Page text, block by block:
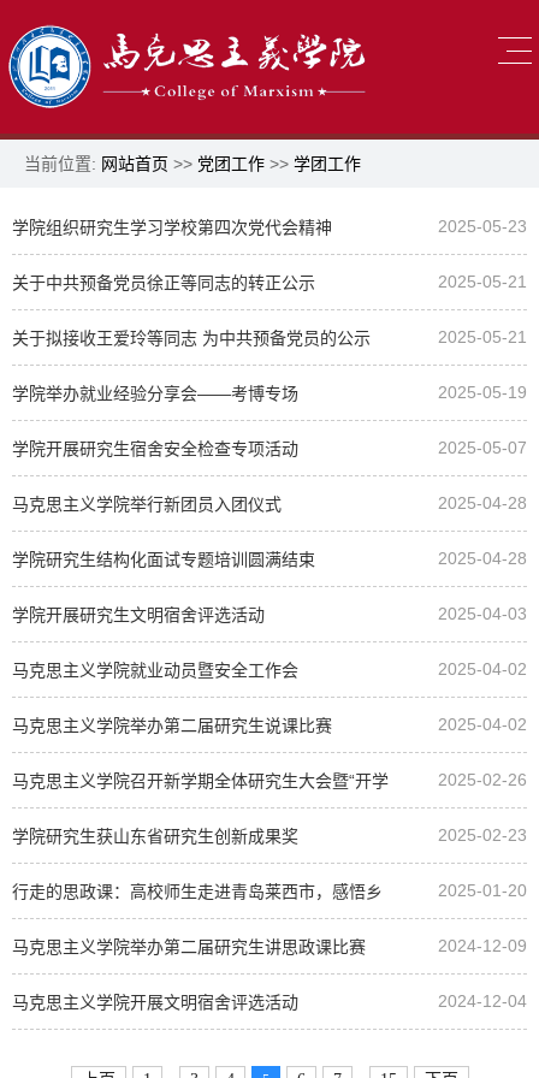
当前位置: 网站首页 >> 党团工作 >> 学团工作
学院组织研究生学习学校第四次党代会精神 2025-05-23
关于中共预备党员徐正等同志的转正公示 2025-05-21
关于拟接收王爱玲等同志 为中共预备党员的公示 2025-05-21
学院举办就业经验分享会——考博专场 2025-05-19
学院开展研究生宿舍安全检查专项活动 2025-05-07
马克思主义学院举行新团员入团仪式 2025-04-28
学院研究生结构化面试专题培训圆满结束 2025-04-28
学院开展研究生文明宿舍评选活动 2025-04-03
马克思主义学院就业动员暨安全工作会 2025-04-02
马克思主义学院举办第二届研究生说课比赛 2025-04-02
马克思主义学院召开新学期全体研究生大会暨“开学
第一课”
2025-02-26
学院研究生获山东省研究生创新成果奖 2025-02-23
行走的思政课：高校师生走进青岛莱西市，感悟乡
村振兴新力量
2025-01-20
马克思主义学院举办第二届研究生讲思政课比赛 2024-12-09
马克思主义学院开展文明宿舍评选活动 2024-12-04